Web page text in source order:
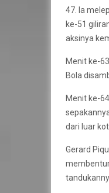
47. Ia
ke-51
aksinya
Menit ke-
Bola
Menit ke-
dari luar
Gerard